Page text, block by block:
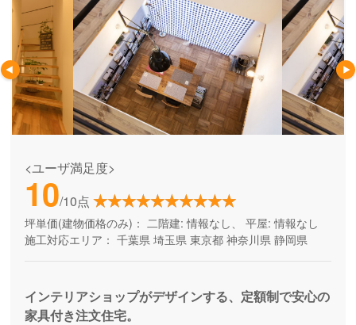
<ユーザ満足度>
10/10点
坪単価(建物価格のみ)： 二階建: 情報なし、 平屋: 情報なし
施工対応エリア： 千葉県 埼玉県 東京都 神奈川県 静岡県
インテリアショップがデザインする、定額制で安心の
家具付き注文住宅。